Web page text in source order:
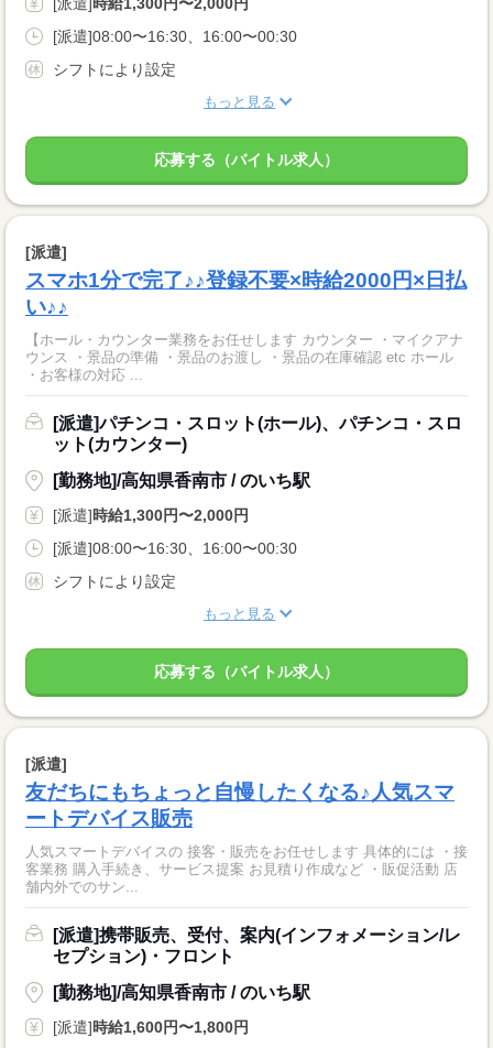
[派遣] 時給1,300円〜2,000円
[派遣]08:00〜16:30、16:00〜00:30
シフトにより設定
もっと見る
応募する（バイトル求人）
[派遣]
スマホ1分で完了♪♪登録不要×時給2000円×日払
い♪♪
【ホール・カウンター業務をお任せします カウンター ・マイクアナ
ウンス ・景品の準備 ・景品のお渡し ・景品の在庫確認 etc ホール
・お客様の対応 ...
[派遣]パチンコ・スロット(ホール)、パチンコ・スロ
ット(カウンター)
[勤務地]/高知県香南市 / のいち駅
[派遣]時給1,300円〜2,000円
[派遣]08:00〜16:30、16:00〜00:30
シフトにより設定
もっと見る
応募する（バイトル求人）
[派遣]
友だちにもちょっと自慢したくなる♪人気スマ
ートデバイス販売
人気スマートデバイスの 接客・販売をお任せします 具体的には ・接
客業務 購入手続き、サービス提案 お見積り作成など ・販促活動 店
舗内外でのサン...
[派遣]携帯販売、受付、案内(インフォメーション/レ
セプション)・フロント
[勤務地]/高知県香南市 / のいち駅
[派遣]時給1,600円〜1,800円